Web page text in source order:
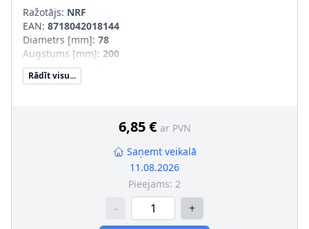
Ražotājs: NRF
EAN: 8718042018144
Diametrs [mm]: 78
Augstums [mm]: 200
Materiāls:Tērauds
Papildu artikuls/Papildu info 2
Rādīt visu...
6,85 € ar PVN
Saņemt veikalā
11.08.2026
Pieejams: 2
- +